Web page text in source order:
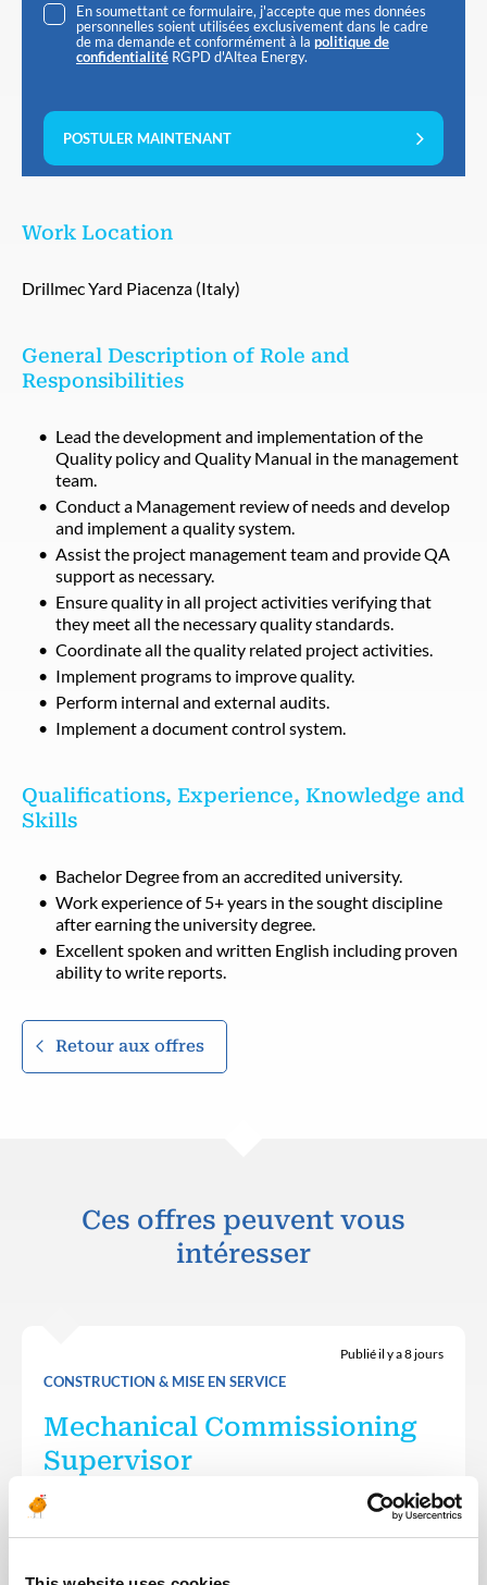
En soumettant ce formulaire, j'accepte que mes données
personnelles soient utilisées exclusivement dans le cadre
de ma demande et conformément à la politique de
confidentialité RGPD d'Altea Energy.
POSTULER MAINTENANT
Work Location
Drillmec Yard Piacenza (Italy)
General Description of Role and
Responsibilities
Lead the development and implementation of the
Quality policy and Quality Manual in the management
team.
Conduct a Management review of needs and develop
and implement a quality system.
Assist the project management team and provide QA
support as necessary.
Ensure quality in all project activities verifying that
they meet all the necessary quality standards.
Coordinate all the quality related project activities.
Implement programs to improve quality.
Perform internal and external audits.
Implement a document control system.
Qualifications, Experience, Knowledge and
Skills
Bachelor Degree from an accredited university.
Work experience of 5+ years in the sought discipline
after earning the university degree.
Excellent spoken and written English including proven
ability to write reports.
Retour aux offres
Ces offres peuvent vous
intéresser
CONSTRUCTION & MISE EN SERVICE
Publié il y a 8 jours
Mechanical Commissioning
Supervisor
RÉF : 10536
Commissioning Supervisor – Onshore Operations